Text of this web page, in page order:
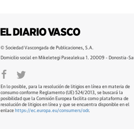
© Sociedad Vascongada de Publicaciones, S.A.
Domicilio social en Mikeletegi Pasealekua 1. 20009 - Donostia-
En lo posible, para la resolución de litigios en línea en materia de
consumo conforme Reglamento (UE) 524/2013, se buscará la
posibilidad que la Comisión Europea facilita como plataforma de
resolución de litigios en línea y que se encuentra disponible en el
enlace https://ec.europa.eu/consumers/odr.